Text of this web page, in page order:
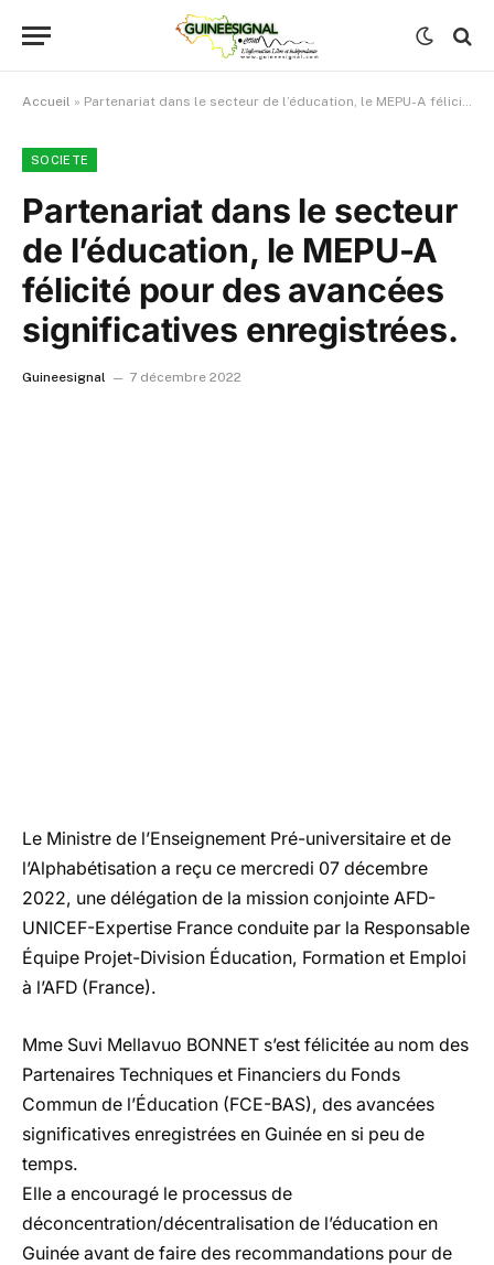
Accueil » Partenariat dans le secteur de l’éducation, le MEPU-A félicité pour des avancées significatives enregistrées.
SOCIETE
Partenariat dans le secteur
de l’éducation, le MEPU-A
félicité pour des avancées
significatives enregistrées.
Guineesignal 7 décembre 2022
Le Ministre de l’Enseignement Pré-universitaire et de
l’Alphabétisation a reçu ce mercredi 07 décembre
2022, une délégation de la mission conjointe AFD-
UNICEF-Expertise France conduite par la Responsable
Équipe Projet-Division Éducation, Formation et Emploi
à l’AFD (France).
Mme Suvi Mellavuo BONNET s’est félicitée au nom des
Partenaires Techniques et Financiers du Fonds
Commun de l’Éducation (FCE-BAS), des avancées
significatives enregistrées en Guinée en si peu de
temps.
Elle a encouragé le processus de
déconcentration/décentralisation de l’éducation en
Guinée avant de faire des recommandations pour de